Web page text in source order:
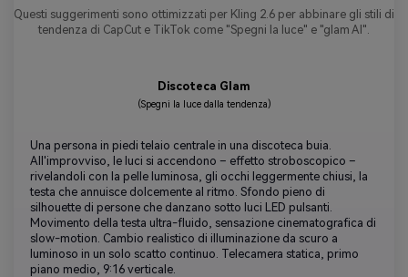
Questi suggerimenti sono ottimizzati per Kling 2.6 per abbinare gli stili di
tendenza di CapCut e TikTok come "Spegni la luce" e "glam AI".
Discoteca Glam
(Spegni la luce dalla tendenza)
Una persona in piedi telaio centrale in una discoteca buia.
All'improvviso, le luci si accendono – effetto stroboscopico –
rivelandoli con la pelle luminosa, gli occhi leggermente chiusi, la
testa che annuisce dolcemente al ritmo. Sfondo pieno di
silhouette di persone che danzano sotto luci LED pulsanti.
Movimento della testa ultra-fluido, sensazione cinematografica di
slow-motion. Cambio realistico di illuminazione da scuro a
luminoso in un solo scatto continuo. Telecamera statica, primo
piano medio, 9:16 verticale.